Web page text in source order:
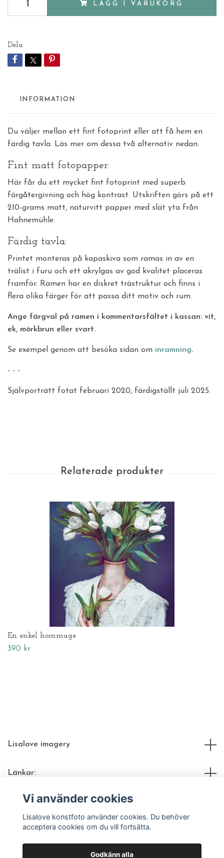
LÄGG I VARUKORG
Dela
INFORMATION
Du väljer mellan ett fint fotoprint eller att få hem en
färdig tavla. Läs mer om dessa två alternativ nedan.
Fint matt fotopapper:
Här får du ett mycket fint fotoprint med superb
färgåtergivning och hög kontrast. Utskriften görs på ett
210-grams matt, naturvitt papper med slät yta från
Hahnemühle.
Färdig tavla:
Printet monteras på kapaskiva som ramas in av en
trälist i furu och ett akrylgas av god kvalitet placeras
framför. Ramen har en diskret trästruktur och finns i
flera olika färger för att passa ditt motiv och rum.
Ange färgval på ramen i kommentarsfältet i kassan: vit,
ek, mörkbrun eller svart.
Se exempel genom att besöka sidan om inramning.
- - -
Självporträtt fotat februari 2020, färdigställt juli 2025.
En enkel hommage
390 kr
Lisalove imagery
Länkar:
Sociala medier
Vi använder cookies
Lisalove konstfoto använder cookies. Du behöver
acceptera cookies om du vill fortsätta.
Godkänn alla